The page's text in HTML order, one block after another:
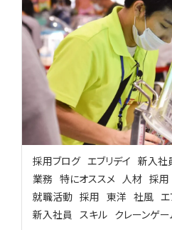
採用ブログ エブリデイ 新入社
業務 特にオススメ 人材 採用
就職活動 採用 東洋 社風 エ
新入社員 スキル クレーンゲー